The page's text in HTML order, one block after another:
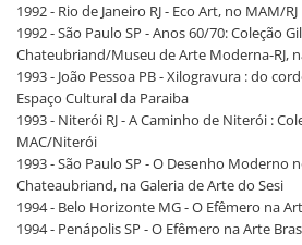
1992 - Rio de Janeiro RJ - Eco Art, no MAM/RJ
1992 - São Paulo SP - Anos 60/70: Coleção
Chateubriand/Museu de Arte Moderna-RJ,
1993 - João Pessoa PB - Xilogravura : do
Espaço Cultural da Paraiba
1993 - Niterói RJ - A Caminho de Niterói :
MAC/Niterói
1993 - São Paulo SP - O Desenho Moderno
Chateaubriand, na Galeria de Arte do Sesi
1994 - Belo Horizonte MG - O Efêmero na
1994 - Penápolis SP - O Efêmero na Arte